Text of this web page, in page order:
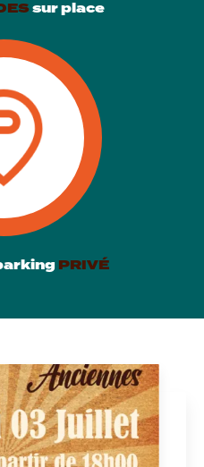
sur place
PRIVÉ